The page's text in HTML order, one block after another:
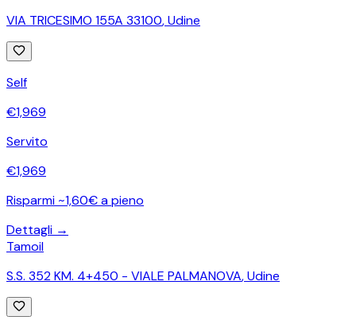
VIA TRICESIMO 155A 33100,Udine
Self
€1,969
Servito
€1,969
Risparmi ~1,60€ a pieno
Dettagli →
Tamoil
S.S. 352 KM. 4+450 - VIALE PALMANOVA,Udine